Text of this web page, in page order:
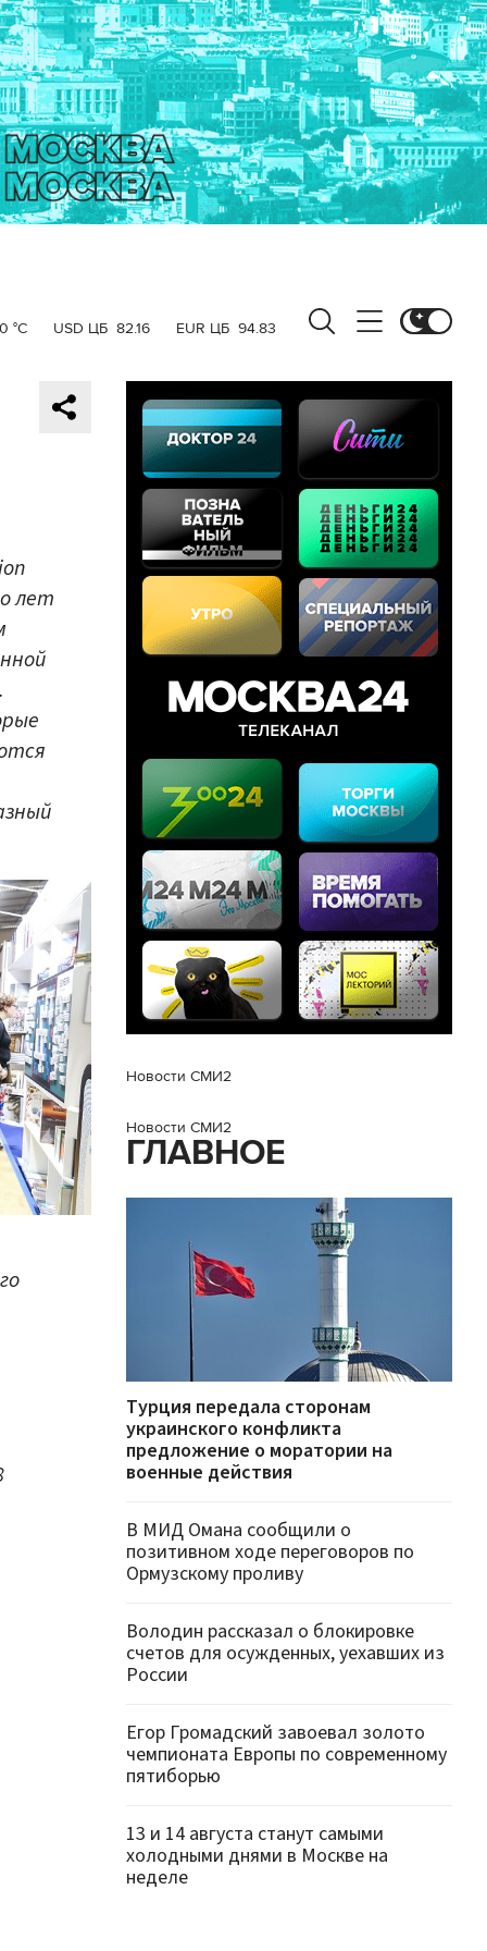
°C USD ЦБ 82.16 EUR ЦБ 94.83
лет
Новости СМИ2
Новости СМИ2
ГЛАВНОЕ
Турция передала сторонам
украинского конфликта
предложение о моратории на
военные действия
В МИД Омана сообщили о
позитивном ходе переговоров по
Ормузскому проливу
Володин рассказал о блокировке
счетов для осужденных, уехавших из
России
Егор Громадский завоевал золото
чемпионата Европы по современному
пятиборью
13 и 14 августа станут самыми
холодными днями в Москве на
неделе